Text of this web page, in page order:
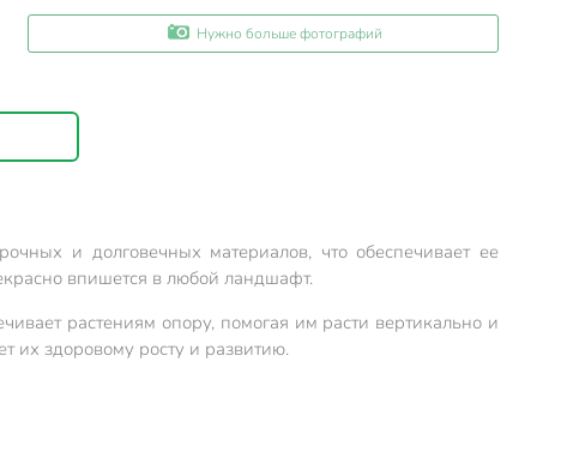
Нужно больше фотографий
и долговечных материалов, что обеспечивает ее
впишется в любой ландшафт.
растениям опору, помогая им расти вертикально и
их здоровому росту и развитию.